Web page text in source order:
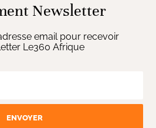
Newsletter
email pour recevoir
Le360 Afrique
ENVOYER